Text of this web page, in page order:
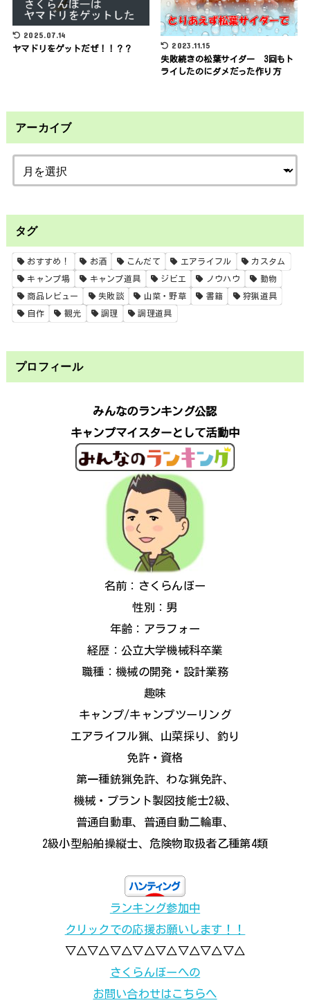
2025.07.14
ヤマドリをゲットだぜ！！？？ 2023.11.15
失敗続きの松葉サイダー 3回もト
ライしたのにダメだった作り方
アーカイブ
タグ
おすすめ！ お酒 こんだて エアライフル カスタム
キャンプ場 キャンプ道具 ジビエ ノウハウ 動物
商品レビュー 失敗談 山菜・野草 書籍 狩猟道具
自作 観光 調理 調理道具
プロフィール
みんなのランキング公認
キャンプマイスターとして活動中
名前：さくらんぼー
性別：男
年齢：アラフォー
経歴：公立大学機械科卒業
職種：機械の開発・設計業務
趣味
キャンプ/キャンプツーリング
エアライフル猟、山菜採り、釣り
免許・資格
第一種銃猟免許、わな猟免許、
機械・プラント製図技能士2級、
普通自動車、普通自動二輪車、
2級小型船舶操縦士、危険物取扱者乙種第4類
ランキング参加中
クリックでの応援お願いします！！
▽△▽△▽△▽△▽△▽△▽△▽△
さくらんぼーへの
お問い合わせはこちらへ